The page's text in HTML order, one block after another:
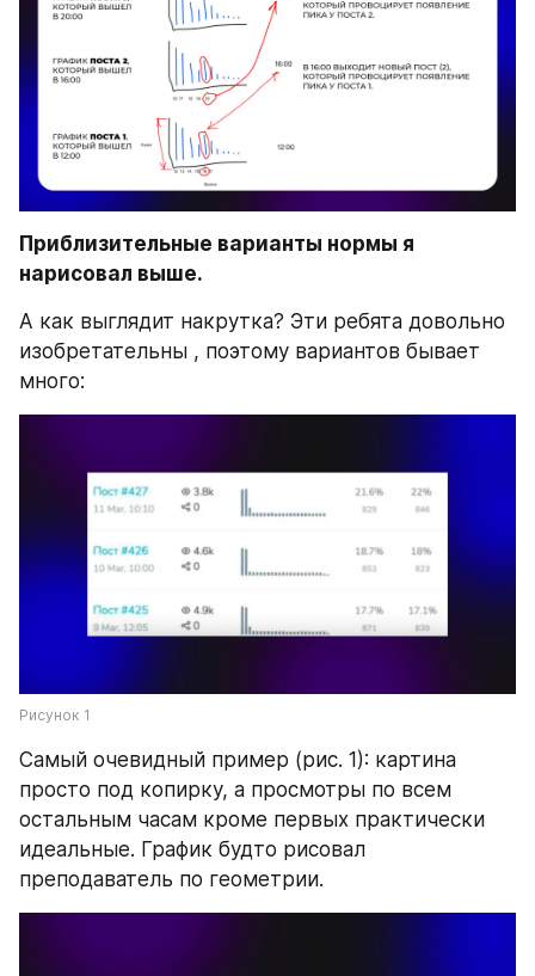
Приблизительные варианты нормы я
нарисовал выше.
А как выглядит накрутка? Эти ребята довольно
изобретательны , поэтому вариантов бывает
много:
Рисунок 1
Самый очевидный пример (рис. 1): картина
просто под копирку, а просмотры по всем
остальным часам кроме первых практически
идеальные. График будто рисовал
преподаватель по геометрии.